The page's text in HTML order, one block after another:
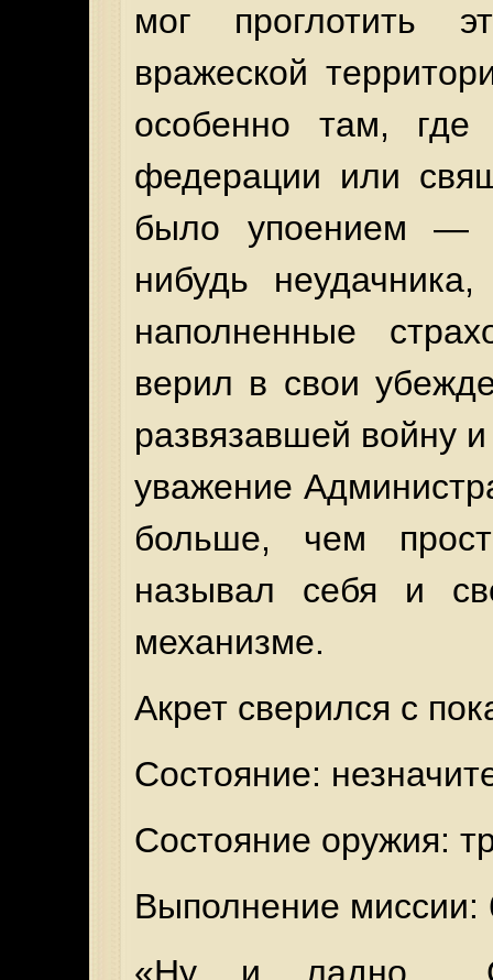
мог проглотить
вражеской
особенно там, где
федерации или
было упоением —
нибудь
наполненные
верил в свои
развязавшей войну
уважение
больше, чем
называл себя и
механизме.
Акрет сверился с
Состояние:
Состояние оружия:
Выполнение миссии: